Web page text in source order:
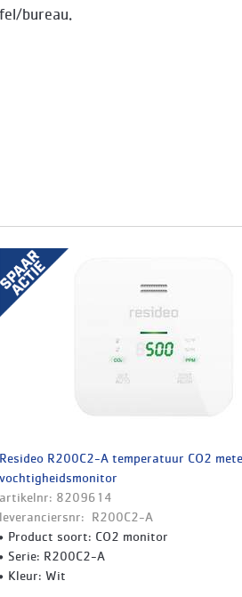
bureau.
Resideo R200C2-A temperatuur CO2
vochtigheidsmonitor
artikelnr: 8209614
leveranciersnr: R200C2-A
Product soort: CO2 monitor
Serie: R200C2-A
Kleur: Wit